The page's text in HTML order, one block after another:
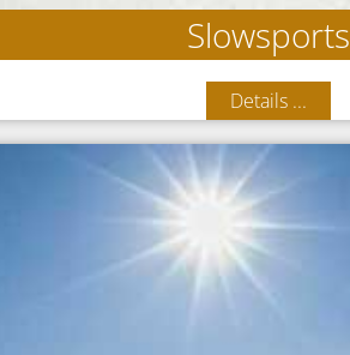
Slowsports
Details ...